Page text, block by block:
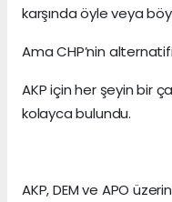
karşında öyle veya
Ama CHP’nin
AKP için her şeyin bir
kolayca bulundu.
AKP, DEM ve APO